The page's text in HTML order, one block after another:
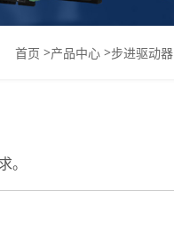
首页 >产品中心 >步进驱动器
。